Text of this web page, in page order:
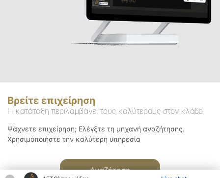
Βρείτε επιχείρηση
Η κατάταξη περιλαμβάνει τους καλύτερους στον κλάδο
Ψάχνετε επιχείρηση; Ελέγξτε τη μηχανή αναζήτησης.
Χρησιμοποιήστε την καλύτερη υπηρεσία
Αναζήτηση